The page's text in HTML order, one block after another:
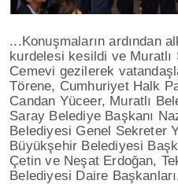
...Konuşmaların ardından
kurdelesi kesildi ve Muratlı
Cemevi gezilerek
Törene, Cumhuriyet Halk
Candan Yüceer, Muratlı
Saray Belediye Başkanı
Belediyesi Genel Sekreter
Büyükşehir Belediyesi
Çetin ve Neşat Erdoğan,
Belediyesi Daire